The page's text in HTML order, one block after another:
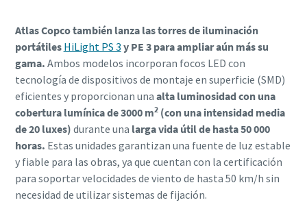
Atlas Copco también lanza las torres de iluminación
portátiles HiLight PS 3 y PE 3 para ampliar aún más su
gama. Ambos modelos incorporan focos LED con
tecnología de dispositivos de montaje en superficie (SMD)
eficientes y proporcionan una alta luminosidad con una
cobertura lumínica de 3000 m2(con una intensidad media
de 20 luxes) durante una larga vida útil de hasta 50 000
horas. Estas unidades garantizan una fuente de luz estable
y fiable para las obras, ya que cuentan con la certificación
para soportar velocidades de viento de hasta 50 km/h sin
necesidad de utilizar sistemas de fijación.